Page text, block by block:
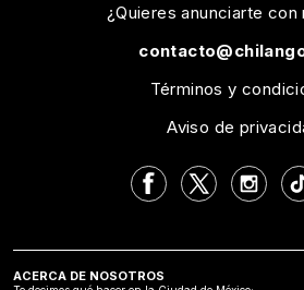
¿Quieres anunciarte con
Términos y
Aviso de
ACERCA DE NOSOTROS